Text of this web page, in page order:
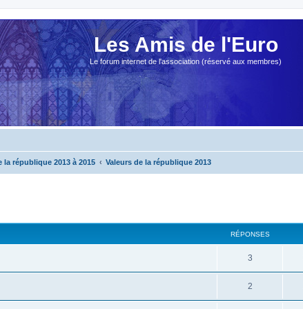
Les Amis de l'Euro
Le forum internet de l'association (réservé aux membres)
la république 2013 à 2015 Valeurs de la république 2013
RÉPONSES
3
2